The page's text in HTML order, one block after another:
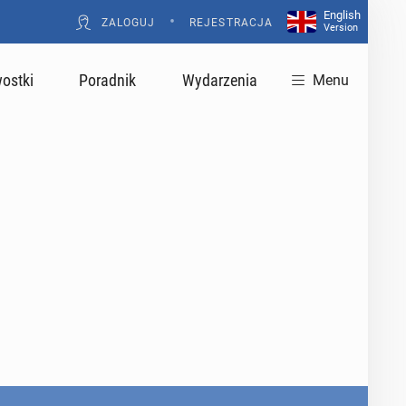
ZALOGUJ • REJESTRACJA
English
Version
Poradnik Wydarzenia Menu